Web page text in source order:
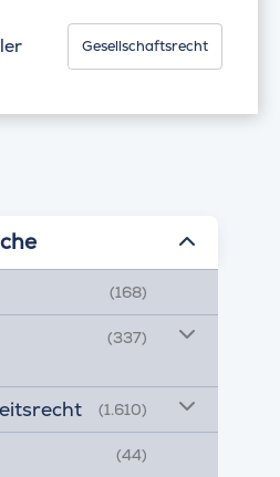
Gesellschaftsrecht
(168)
(337)
(1.610)
(44)